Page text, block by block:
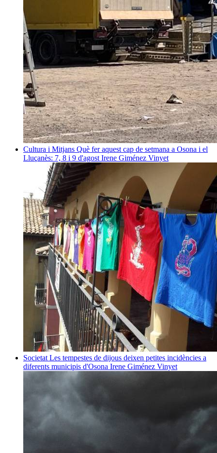
Cultura i Mitjans Què fer aquest cap de setmana a Osona i el
Lluçanès: 7, 8 i 9 d'agost Irene Giménez Vinyet
Societat Les tempestes de dijous deixen petites incidències a
diferents municipis d'Osona Irene Giménez Vinyet